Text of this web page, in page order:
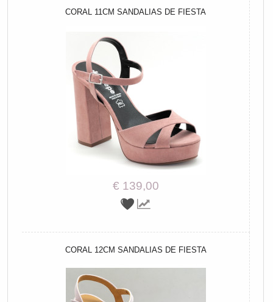
CORAL 11CM SANDALIAS DE FIESTA
€ 139,00
CORAL 12CM SANDALIAS DE FIESTA